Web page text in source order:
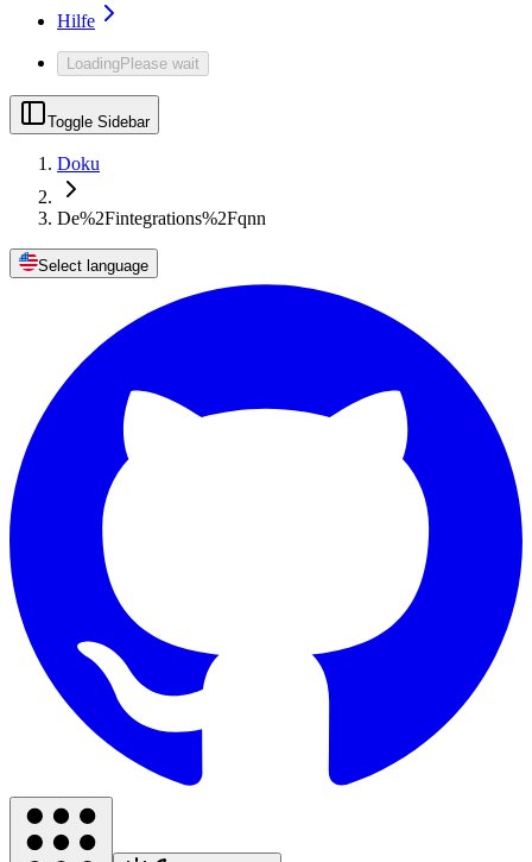
Hilfe
LoadingPlease wait
Toggle Sidebar
Doku
De%2Fintegrations%2Fqnn
Select language